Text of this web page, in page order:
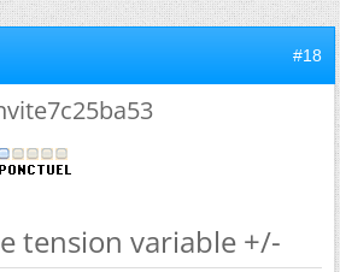
#18
tension variable +/-